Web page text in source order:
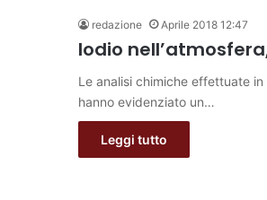
redazione Aprile 2018 12:47
Iodio
Le analisi chimiche effettuate
hanno evidenziato un…
Leggi tutto